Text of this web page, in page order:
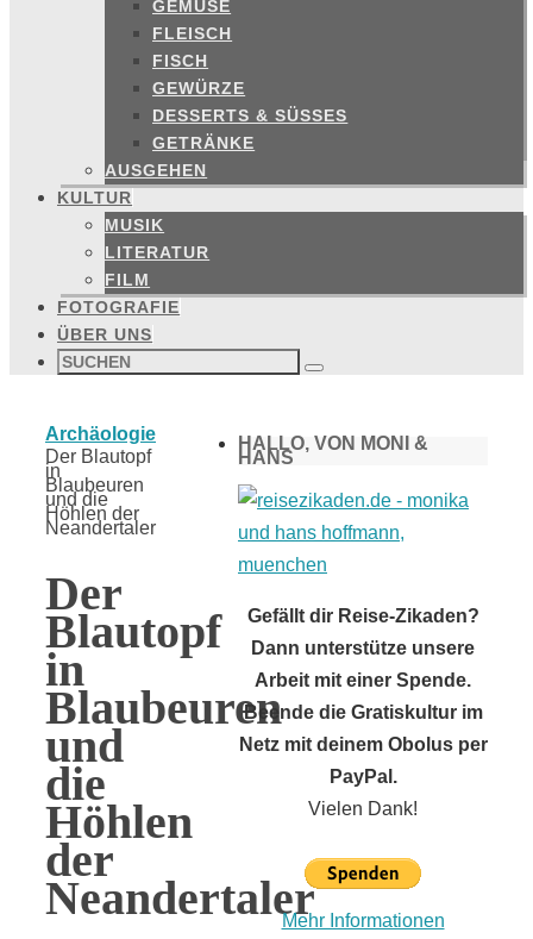
GEMÜSE
FLEISCH
FISCH
GEWÜRZE
DESSERTS & SÜSSES
GETRÄNKE
AUSGEHEN
KULTUR
MUSIK
LITERATUR
FILM
FOTOGRAFIE
ÜBER UNS
Suchen
nach: Suchen
Start
Archäologie
Der Blautopf
in
Blaubeuren
und die
Höhlen der
Neandertaler
Der
Blautopf
in
Blaubeuren
und
die
Höhlen
der
Neandertaler
HALLO, VON MONI &
HANS
Gefällt dir Reise-Zikaden?
Dann unterstütze unsere
Arbeit mit einer Spende.
Beende die Gratiskultur im
Netz mit deinem Obolus per
PayPal.
Vielen Dank!
Mehr Informationen